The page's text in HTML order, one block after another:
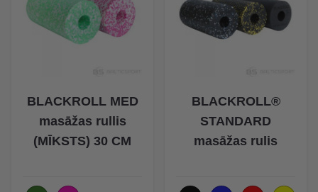
BLACKROLL MED
masāžas rullis
(MĪKSTS) 30 CM
BLACKROLL®
STANDARD
masāžas rulis